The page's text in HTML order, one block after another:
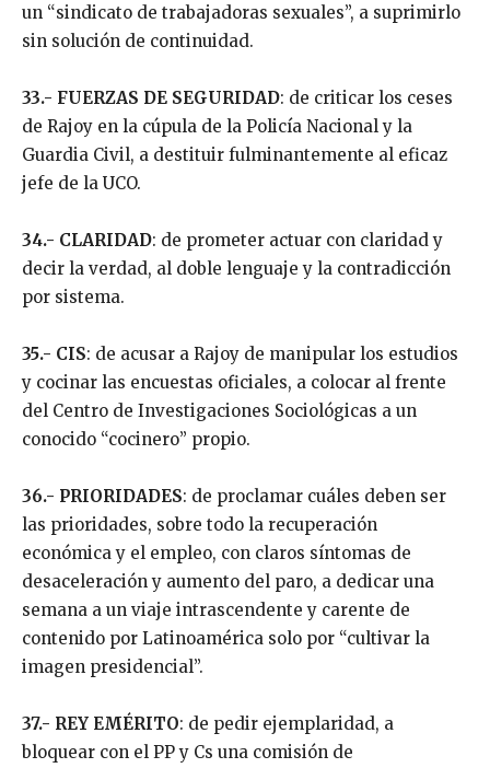
un “sindicato de trabajadoras sexuales”, a suprimirlo
sin solución de continuidad.
33.- FUERZAS DE SEGURIDAD: de criticar los ceses
de Rajoy en la cúpula de la Policía Nacional y la
Guardia Civil, a destituir fulminantemente al eficaz
jefe de la UCO.
34.- CLARIDAD: de prometer actuar con claridad y
decir la verdad, al doble lenguaje y la contradicción
por sistema.
35.- CIS: de acusar a Rajoy de manipular los estudios
y cocinar las encuestas oficiales, a colocar al frente
del Centro de Investigaciones Sociológicas a un
conocido “cocinero” propio.
36.- PRIORIDADES: de proclamar cuáles deben ser
las prioridades, sobre todo la recuperación
económica y el empleo, con claros síntomas de
desaceleración y aumento del paro, a dedicar una
semana a un viaje intrascendente y carente de
contenido por Latinoamérica solo por “cultivar la
imagen presidencial”.
37.- REY EMÉRITO: de pedir ejemplaridad, a
bloquear con el PP y Cs una comisión de